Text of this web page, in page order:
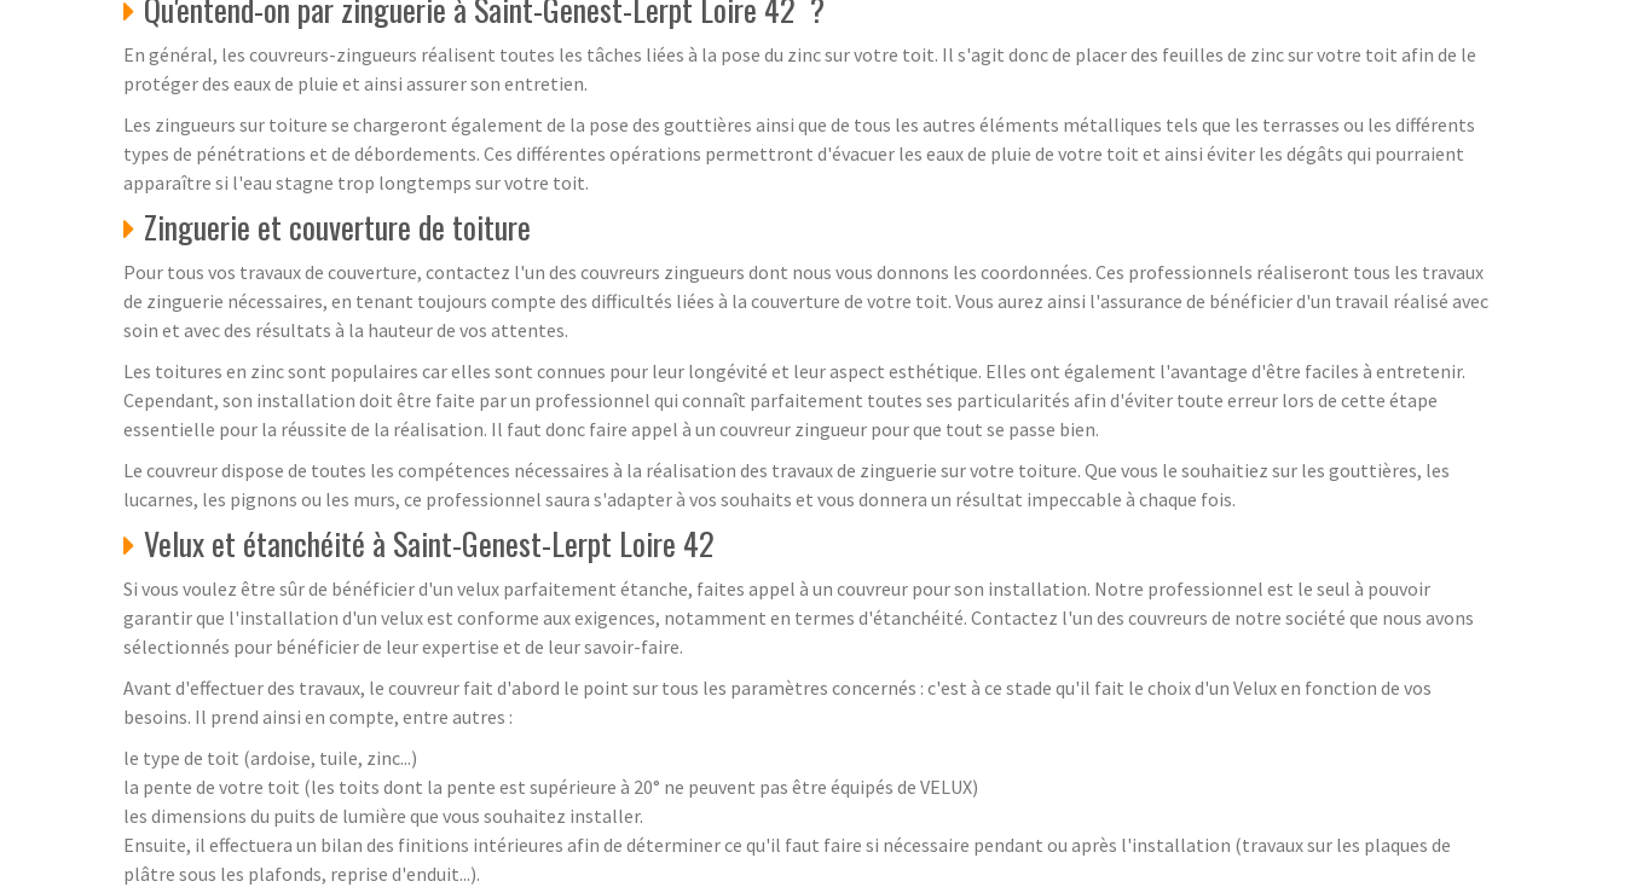
En général, les couvreurs-zingueurs réalisent toutes les tâches liées à la pose du zinc sur votre toit. Il s'agit donc de placer des feuilles de zinc sur votre toit afin de le
protéger des eaux de pluie et ainsi assurer son entretien.
Les zingueurs sur toiture se chargeront également de la pose des gouttières ainsi que de tous les autres éléments métalliques tels que les terrasses ou les différents
types de pénétrations et de débordements. Ces différentes opérations permettront d'évacuer les eaux de pluie de votre toit et ainsi éviter les dégâts qui pourraient
apparaître si l'eau stagne trop longtemps sur votre toit.
Zinguerie et couverture de toiture
Pour tous vos travaux de couverture, contactez l'un des couvreurs zingueurs dont nous vous donnons les coordonnées. Ces professionnels réaliseront tous les travaux
de zinguerie nécessaires, en tenant toujours compte des difficultés liées à la couverture de votre toit. Vous aurez ainsi l'assurance de bénéficier d'un travail réalisé avec
soin et avec des résultats à la hauteur de vos attentes.
Les toitures en zinc sont populaires car elles sont connues pour leur longévité et leur aspect esthétique. Elles ont également l'avantage d'être faciles à entretenir.
Cependant, son installation doit être faite par un professionnel qui connaît parfaitement toutes ses particularités afin d'éviter toute erreur lors de cette étape
essentielle pour la réussite de la réalisation. Il faut donc faire appel à un couvreur zingueur pour que tout se passe bien.
Le couvreur dispose de toutes les compétences nécessaires à la réalisation des travaux de zinguerie sur votre toiture. Que vous le souhaitiez sur les gouttières, les
lucarnes, les pignons ou les murs, ce professionnel saura s'adapter à vos souhaits et vous donnera un résultat impeccable à chaque fois.
Velux et étanchéité à Saint-Genest-Lerpt Loire 42
Si vous voulez être sûr de bénéficier d'un velux parfaitement étanche, faites appel à un couvreur pour son installation. Notre professionnel est le seul à pouvoir
garantir que l'installation d'un velux est conforme aux exigences, notamment en termes d'étanchéité. Contactez l'un des couvreurs de notre société que nous avons
sélectionnés pour bénéficier de leur expertise et de leur savoir-faire.
Avant d'effectuer des travaux, le couvreur fait d'abord le point sur tous les paramètres concernés : c'est à ce stade qu'il fait le choix d'un Velux en fonction de vos
besoins. Il prend ainsi en compte, entre autres :
le type de toit (ardoise, tuile, zinc...)
la pente de votre toit (les toits dont la pente est supérieure à 20° ne peuvent pas être équipés de VELUX)
les dimensions du puits de lumière que vous souhaitez installer.
Ensuite, il effectuera un bilan des finitions intérieures afin de déterminer ce qu'il faut faire si nécessaire pendant ou après l'installation (travaux sur les plaques de
plâtre sous les plafonds, reprise d'enduit...).